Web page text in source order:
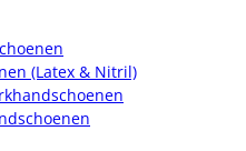
(Latex & Nitril)